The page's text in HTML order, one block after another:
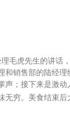
毛虎先生的讲话
和销售部的陆经
；接下来是激
无穷。美食结束后